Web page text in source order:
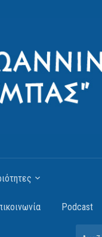
Podcast